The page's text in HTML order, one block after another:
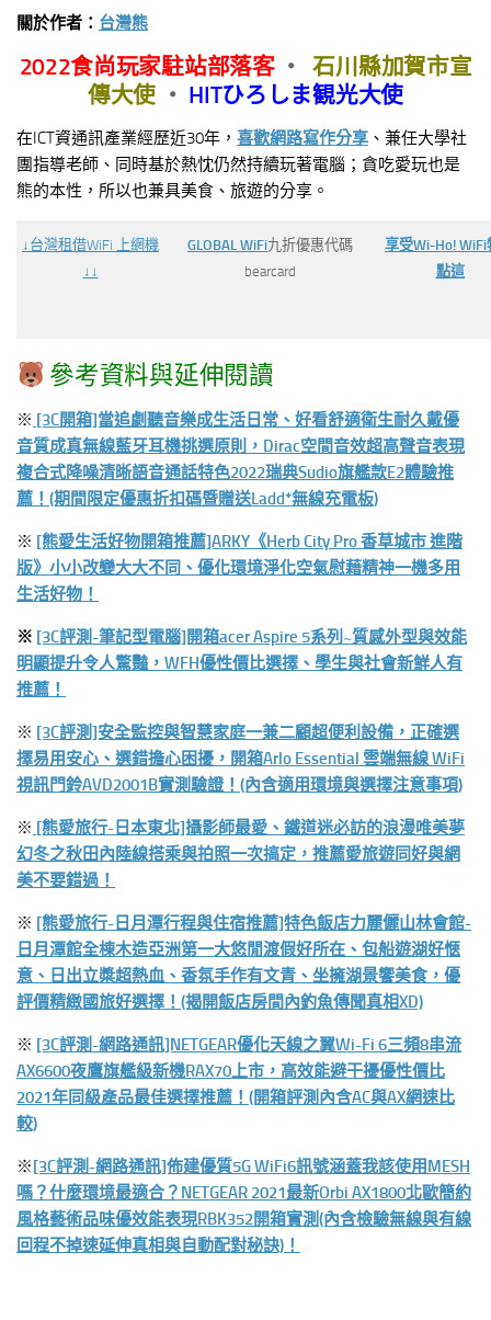
關於作者： 台灣熊
2022食尚玩家駐站部落客‧
石川縣加賀市宣
傳大使 ‧ HITひろしま観光大使
在ICT資通訊產業經歷近30年， 喜歡網路寫作分享 、兼任大學社
團指導老師、同時基於熱忱仍然持續玩著電腦；貪吃愛玩也是
熊的本性，所以也兼具美食、旅遊的分享。
↓台灣租借WiFi 上網機
↓↓
GLOBAL WiFi九折優惠代碼
bearcard
享受Wi-Ho! WiFi
點這
參考資料與延伸閱讀
※ [3C開箱]當追劇聽音樂成生活日常、好看舒適衛生耐久戴優
音質成真無線藍牙耳機挑選原則，Dirac空間音效超高聲音表現
複合式降噪清晰語音通話特色2022瑞典Sudio旗艦款E2體驗推
薦！(期間限定優惠折扣碼暨贈送Laddᐩ無線充電板)
※ [熊愛生活好物開箱推薦]ARKY《Herb City Pro 香草城市 進階
版》小小改變大大不同、優化環境淨化空氣慰藉精神一機多用
生活好物！
※ [3C評測-筆記型電腦]開箱acer Aspire 5系列~質感外型與效能
明顯提升令人驚豔，WFH優性價比選擇、學生與社會新鮮人有
推薦！
※ [3C評測]安全監控與智慧家庭一兼二顧超便利設備，正確選
擇易用安心、選錯擔心困擾，開箱Arlo Essential 雲端無線 WiFi
視訊門鈴AVD2001B實測驗證！(內含適用環境與選擇注意事項)
※ [熊愛旅行-日本東北]攝影師最愛、鐵道迷必訪的浪漫唯美夢
幻冬之秋田內陸線搭乘與拍照一次搞定，推薦愛旅遊同好與網
美不要錯過！
※ [熊愛旅行-日月潭行程與住宿推薦]特色飯店力麗儷山林會館-
日月潭館全棟木造亞洲第一大悠閒渡假好所在、包船遊湖好愜
意、日出立槳超熱血、香氛手作有文青、坐擁湖景饗美食，優
評價精緻國旅好選擇！(揭開飯店房間內釣魚傳聞真相XD)
※ [3C評測-網路通訊]NETGEAR優化天線之翼Wi-Fi 6三頻8串流
AX6600夜鷹旗艦級新機RAX70上市，高效能避干擾優性價比
2021年同級產品最佳選擇推薦！(開箱評測內含AC與AX網速比
較)
※ [3C評測-網路通訊]佈建優質5G WiFi6訊號涵蓋我該使用MESH
嗎？什麼環境最適合？NETGEAR 2021最新Orbi AX1800北歐簡約
風格藝術品味優效能表現RBK352開箱實測(內含檢驗無線與有線
回程不掉速延伸真相與自動配對秘訣)！